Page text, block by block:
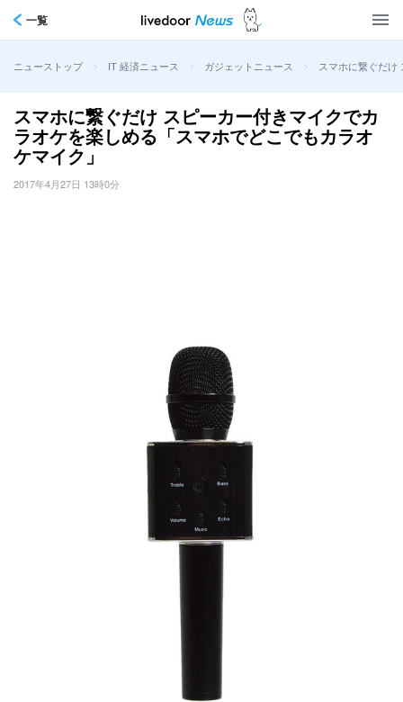
一覧
ニューストップ > IT 経済ニュース > ガジェットニュース > スマホに繋ぐだけ
スマホに繋ぐだけ スピーカー付きマイクでカ
ラオケを楽しめる「スマホでどこでもカラオ
ケマイク」
2017年4月27日 13時0分